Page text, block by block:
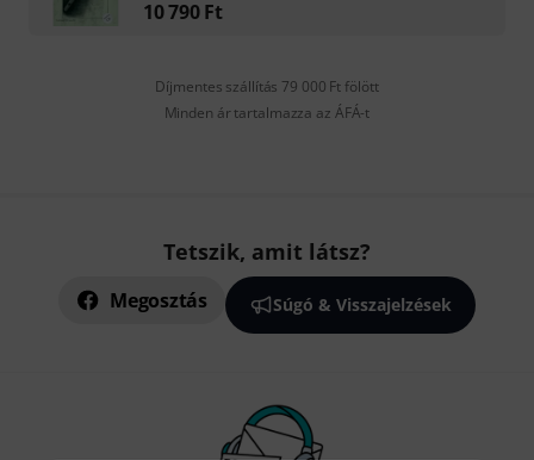
10 790 Ft
Díjmentes szállítás 79 000 Ft fölött
Minden ár tartalmazza az ÁFÁ-t
Tetszik, amit látsz?
Megosztás Súgó & Visszajelzések